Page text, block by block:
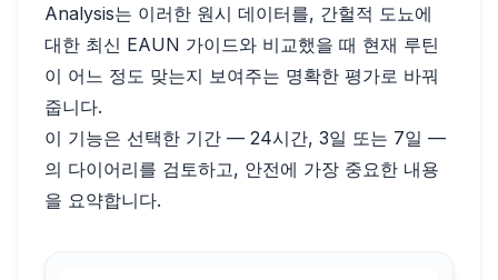
Analysis는 이러한 원시 데이터를, 간헐적 도뇨에
대한 최신 EAUN 가이드와 비교했을 때 현재 루틴
이 어느 정도 맞는지 보여주는 명확한 평가로 바꿔
줍니다.
이 기능은 선택한 기간 — 24시간, 3일 또는 7일 —
의 다이어리를 검토하고, 안전에 가장 중요한 내용
을 요약합니다.